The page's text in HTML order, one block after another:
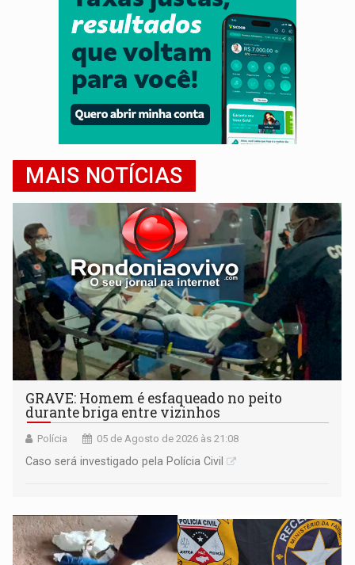
MAIS NOTÍCIAS
GRAVE: Homem é esfaqueado no peito
durante briga entre vizinhos
Polícia 05 de Agosto de 2026 às 21:08
Caso será investigado pela Polícia Civil